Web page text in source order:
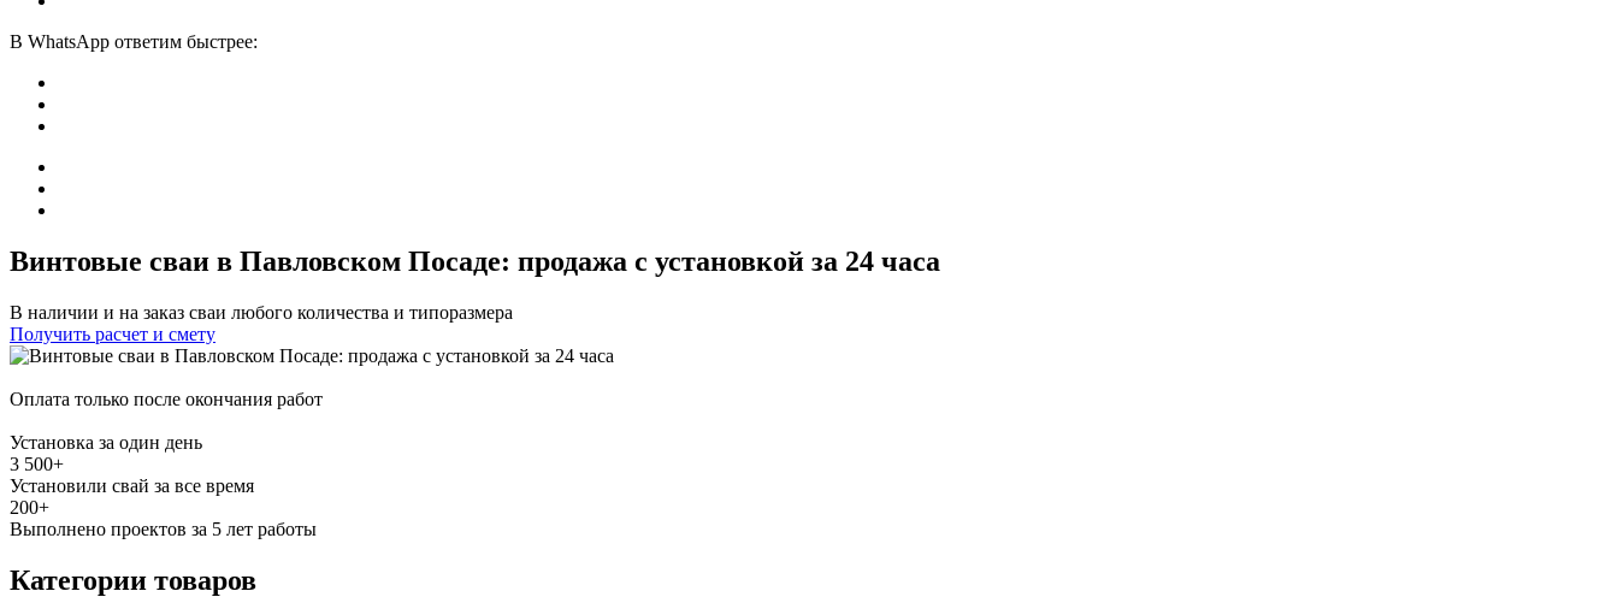
В WhatsApp ответим быстрее:
Винтовые сваи в Павловском Посаде: продажа с установкой за 24 часа
В наличии и на заказ сваи любого количества и типоразмера
Получить расчет и смету
Оплата только после окончания работ
Установка за один день
3 500+
Установили свай за все время
200+
Выполнено проектов за 5 лет работы
Категории товаров